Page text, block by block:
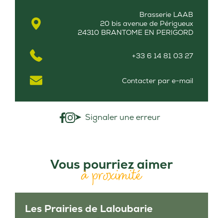
Brasserie LAAB
20 bis avenue de Périgueux
24310 BRANTOME EN PERIGORD
+33 6 14 81 03 27
Contacter par e-mail
Signaler une erreur
Vous pourriez aimer
à proximité
Les Prairies de Laloubarie